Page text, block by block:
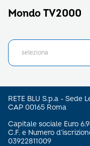
Mondo TV2000
RETE BLU S.p.a - Sede
CAP 00165 Roma
Capitale sociale Euro
C.F. e Numero
03922811009